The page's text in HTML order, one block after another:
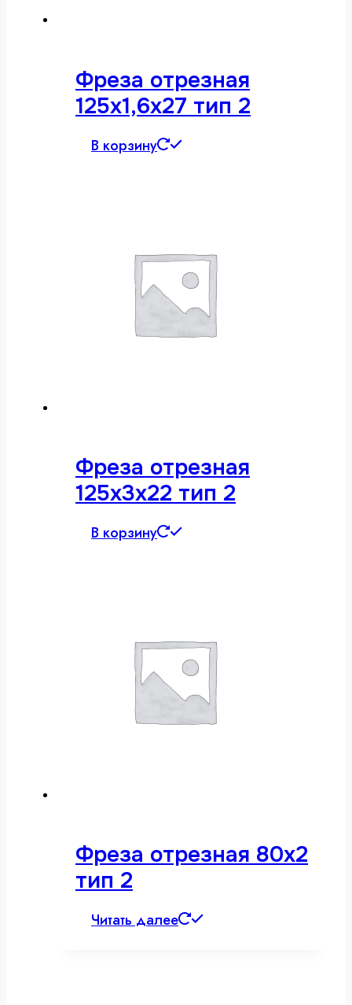
Фреза отрезная
125х1,6х27 тип 2
В корзину
Фреза отрезная
125х3х22 тип 2
В корзину
Фреза отрезная 80х2
тип 2
Читать далее